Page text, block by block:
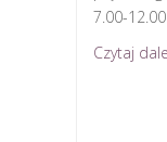
7.00-
Czytaj